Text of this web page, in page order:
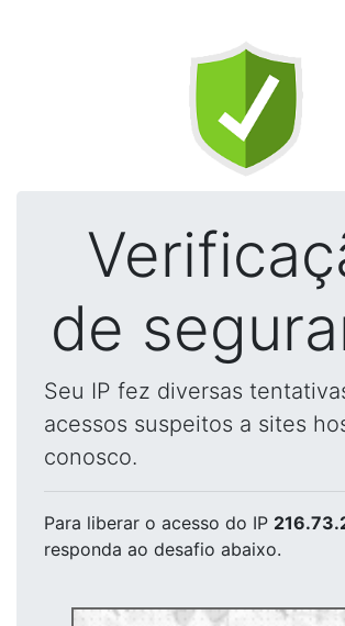
de
Seu IP fez diversas
acessos suspeitos a sites
conosco.
Para liberar o acesso do IP
responda ao desafio abaixo.